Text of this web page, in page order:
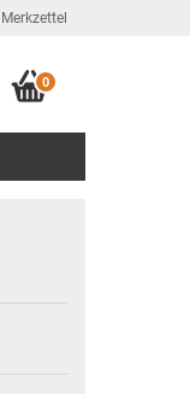
Merkzettel
0